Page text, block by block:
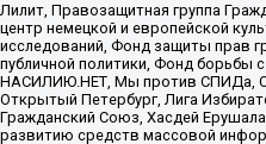
Лилит, Правозащитная группа
центр немецкой и европейской
исследований, Фонд защиты прав
публичной политики, Фонд борьбы
НАСИЛИЮ.НЕТ, Мы против СПИДа,
Открытый Петербург, Лига
Гражданский Союз, Хасдей
развитию средств массовой